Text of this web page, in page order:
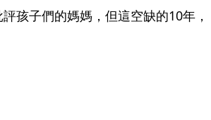
孩子們的媽媽，但這空缺的10年，